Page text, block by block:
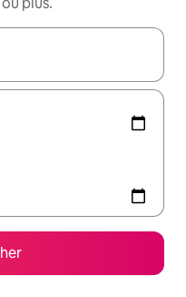
parcourez-les en utilisant